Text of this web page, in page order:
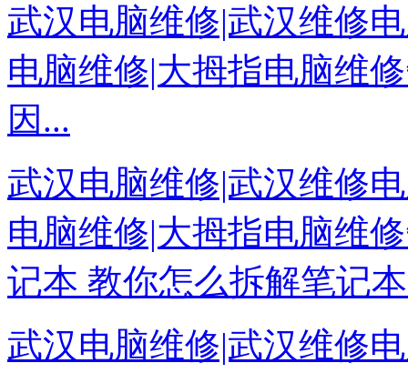
武汉电脑维修|武汉维修
电脑维修|大拇指电脑维
因...
武汉电脑维修|武汉维修
电脑维修|大拇指电脑维
记本 教你怎么拆解笔记
武汉电脑维修|武汉维修